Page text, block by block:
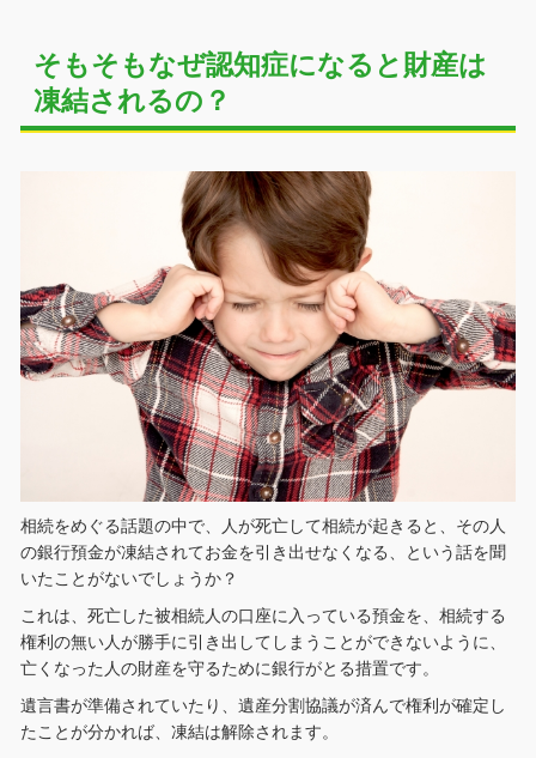
そもそもなぜ認知症になると財産は
凍結されるの？
相続をめぐる話題の中で、人が死亡して相続が起きると、その人
の銀行預金が凍結されてお金を引き出せなくなる、という話を聞
いたことがないでしょうか？
これは、死亡した被相続人の口座に入っている預金を、相続する
権利の無い人が勝手に引き出してしまうことができないように、
亡くなった人の財産を守るために銀行がとる措置です。
遺言書が準備されていたり、遺産分割協議が済んで権利が確定し
たことが分かれば、凍結は解除されます。